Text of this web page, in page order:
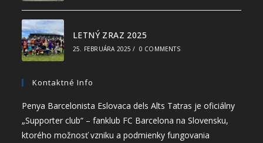
LETNÝ ZRAZ 2025
25. FEBRUÁRA 2025 / 0 COMMENTS
Kontaktné Info
Penya Barcelonista Eslovaca dels Alts Tatras je oficiálny
„Supporter club“ – fanklub FC Barcelona na Slovensku,
ktorého možnosť vzniku a podmienky fungovania